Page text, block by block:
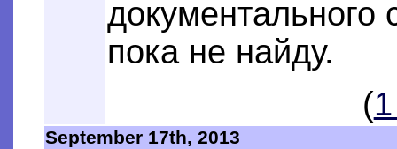
документального
пока не найду.
(
September 17th, 2013